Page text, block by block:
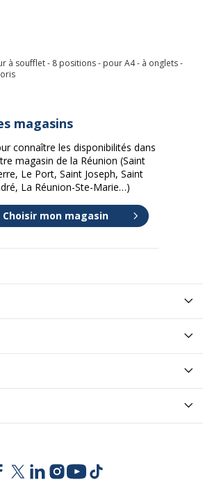
3135259811156
981115-05
à soufflet - 8 positions - pour A4 - à onglets -
magasins
connaître les disponibilités dans
magasin de la Réunion (Saint
Le Port, Saint Joseph, Saint
La Réunion-Ste-Marie…)
Choisir mon magasin